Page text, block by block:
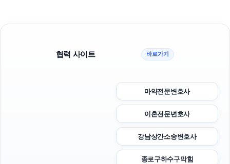
협력 사이트 바로가기
마약전문변호사
이혼전문변호사
강남상간소송변호사
종로구하수구막힘